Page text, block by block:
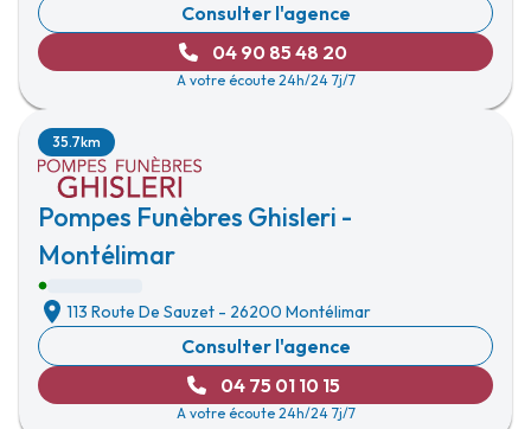
Consulter l'agence
04 90 85 48 20
A votre écoute 24h/24 7j/7
Pompes Funèbres Ghisleri -
Montélimar
35.7km
113 Route De Sauzet - 26200 Montélimar
Consulter l'agence
04 75 01 10 15
A votre écoute 24h/24 7j/7